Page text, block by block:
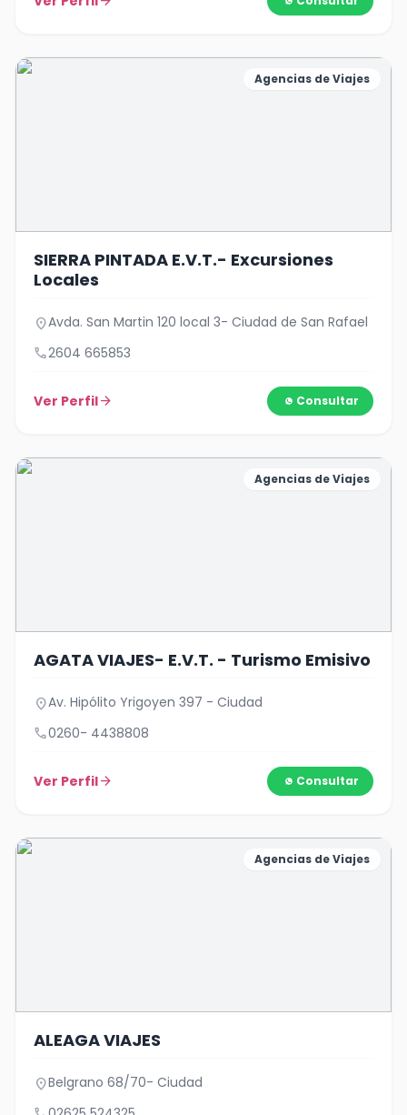
Agencias de Viajes
SIERRA PINTADA E.V.T.- Excursiones
Locales
location_onAvda. San Martin 120 local 3- Ciudad de San Rafael
call2604 665853
Ver Perfilarrow_forward Consultar
Agencias de Viajes
AGATA VIAJES- E.V.T. - Turismo Emisivo
location_onAv. Hipólito Yrigoyen 397 - Ciudad
call0260- 4438808
Ver Perfilarrow_forward Consultar
Agencias de Viajes
ALEAGA VIAJES
location_onBelgrano 68/70- Ciudad